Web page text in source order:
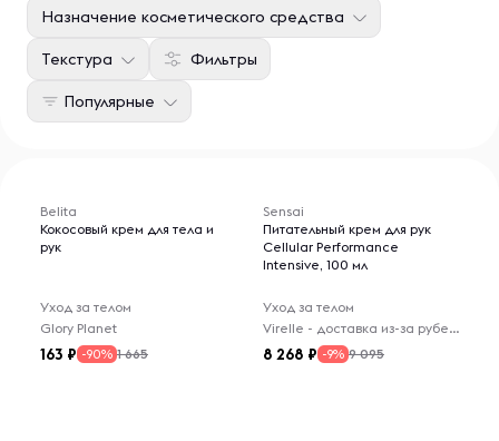
Фильтры
Назначение косметического средства
Текстура
Популярные
Belita
Кокосовый крем для тела и
рук
Уход за телом
Glory Planet
163 -90% 1 665
Sensai
Питательный крем для рук
Cellular Performance
Intensive, 100 мл
Уход за телом
Virelle - доставка из-за рубежа
8 268 -9% 9 095